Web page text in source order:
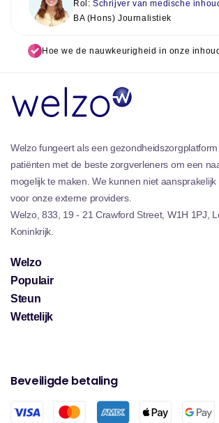
Rol:Schrijver van medische
BA (Hons) Journalistiek
Hoe we de nauwkeurigheid in onze
Welzo fungeert als een
patiënten met de beste zorgverleners om een
mogelijk te maken. We kunnen niet
voor onze externe providers.
Welzo, 833, 19 - 21 Crawford Street, W1H 1PJ,
Koninkrijk.
Welzo
Populair
Steun
Wettelijk
Beveiligde betaling